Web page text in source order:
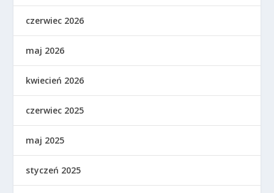
czerwiec 2026
maj 2026
kwiecień 2026
czerwiec 2025
maj 2025
styczeń 2025